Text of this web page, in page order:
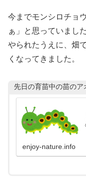
今までモンシロチョ
ぁ」と思っていまし
やられたうえに、畑
くなってきました。
先日の育苗中の苗の
enjoy-nature.info